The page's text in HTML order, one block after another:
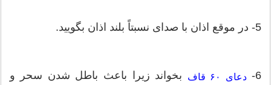
5- در موقع اذان با صدای نسبتاً بلند اذان بگویید.
6- دعای ۶۰ قاف بخواند زیرا باعث باطل شدن سحر و